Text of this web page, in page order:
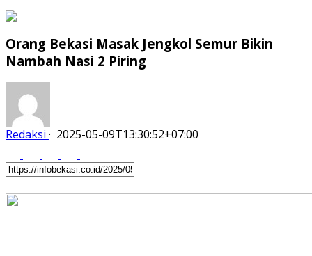
Orang Bekasi Masak Jengkol Semur Bikin
Nambah Nasi 2 Piring
Redaksi · 2025-05-09T13:30:52+07:00